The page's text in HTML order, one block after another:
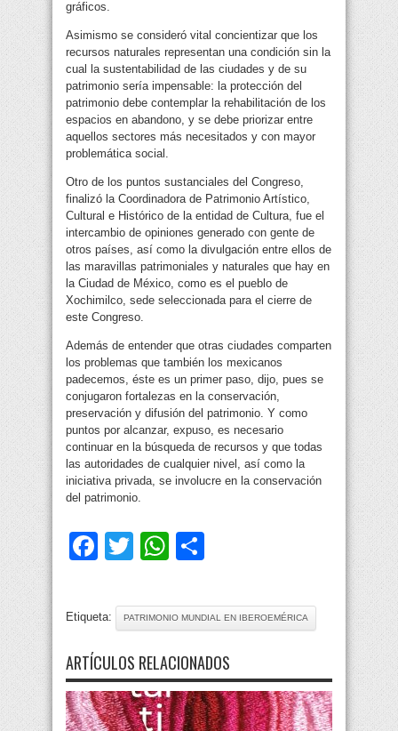
gráficos.
Asimismo se consideró vital concientizar que los
recursos naturales representan una condición sin la
cual la sustentabilidad de las ciudades y de su
patrimonio sería impensable: la protección del
patrimonio debe contemplar la rehabilitación de los
espacios en abandono, y se debe priorizar entre
aquellos sectores más necesitados y con mayor
problemática social.
Otro de los puntos sustanciales del Congreso,
finalizó la Coordinadora de Patrimonio Artístico,
Cultural e Histórico de la entidad de Cultura, fue el
intercambio de opiniones generado con gente de
otros países, así como la divulgación entre ellos de
las maravillas patrimoniales y naturales que hay en
la Ciudad de México, como es el pueblo de
Xochimilco, sede seleccionada para el cierre de
este Congreso.
Además de entender que otras ciudades comparten
los problemas que también los mexicanos
padecemos, éste es un primer paso, dijo, pues se
conjugaron fortalezas en la conservación,
preservación y difusión del patrimonio. Y como
puntos por alcanzar, expuso, es necesario
continuar en la búsqueda de recursos y que todas
las autoridades de cualquier nivel, así como la
iniciativa privada, se involucre en la conservación
del patrimonio.
Facebook
TwitterWhatsApp
Etiqueta: PATRIMONIO MUNDIAL EN IBEROEMÉRICA
ARTÍCULOS RELACIONADOS